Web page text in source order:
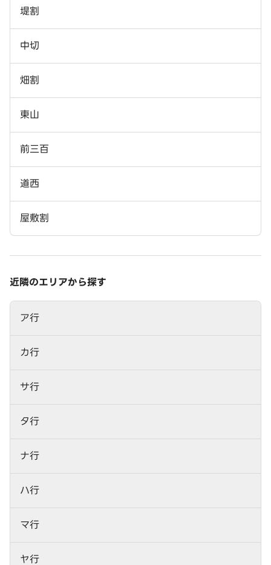
堤割
中切
畑割
東山
前三百
道西
屋敷割
近隣のエリアから探す
ア行
カ行
サ行
タ行
ナ行
ハ行
マ行
ヤ行